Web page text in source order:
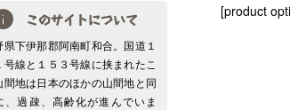
[product
このサイトについて
県下伊那郡阿南町和合。国道１
号線と１５３号線に挟まれたこ
間地は日本のほかの山間地と同
、過疎、高齢化が進んでいま